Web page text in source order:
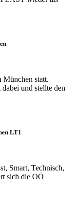
München statt.
und stellte den
LT1
Smart, Technisch,
sich die OÖ